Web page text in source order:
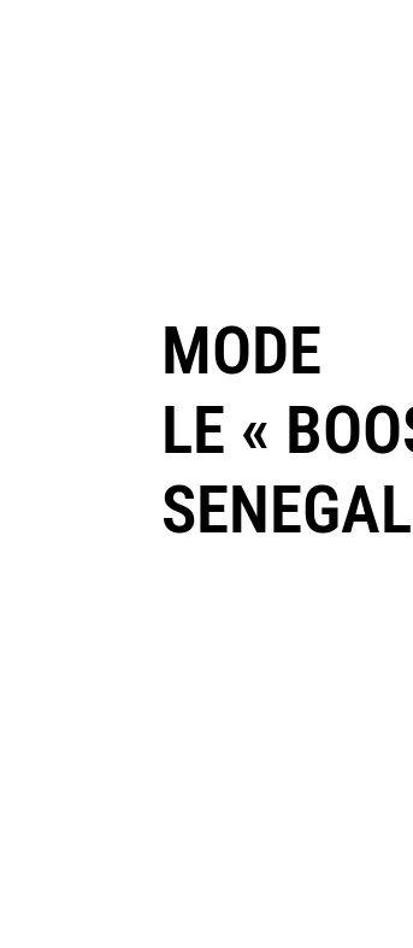
MODE
LE «